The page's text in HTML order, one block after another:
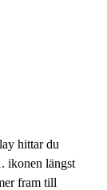
hittar du
ikonen längst
fram till